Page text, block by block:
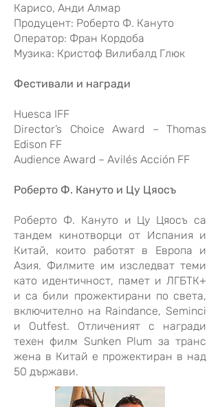
Карисо, Анди Алмар
Продуцент: Роберто Ф. Кануто
Оператор: Фран Кордоба
Музика: Кристоф Вилибалд Глюк
Фестивали и награди
Huesca IFF
Director’s Choice Award – Thomas
Edison FF
Audience Award – Avilés Acción FF
Роберто Ф. Кануто и Цу Цяосъ
Роберто Ф. Кануто и Цу Цяосъ са
тандем кинотворци от Испания и
Китай, които работят в Европа и
Азия. Филмите им изследват теми
като идентичност, памет и ЛГБТК+
и са били прожектирани по света,
включително на Raindance, Seminci
и Outfest. Отличеният с награди
техен филм Sunken Plum за транс
жена в Китай е прожектиран в над
50 държави.